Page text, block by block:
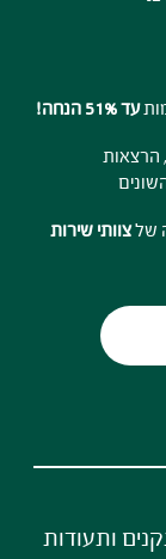
עד 51% הנחה!
הרצאות
שלצוותי שירות
ותעודות